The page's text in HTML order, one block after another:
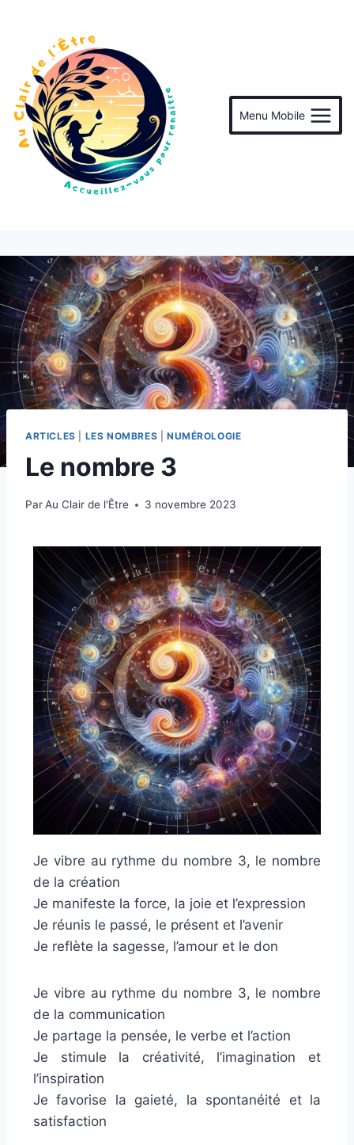
Menu Mobile
ARTICLES LES NOMBRES NUMÉROLOGIE
Le nombre 3
ParAu Clair de l'Être 3 novembre 2023
Je vibre au rythme du nombre 3, le nombre
de la création
Je manifeste la force, la joie et l’expression
Je réunis le passé, le présent et l’avenir
Je reflète la sagesse, l’amour et le don
Je vibre au rythme du nombre 3, le nombre
de la communication
Je partage la pensée, le verbe et l’action
Je stimule la créativité, l’imagination et
l’inspiration
Je favorise la gaieté, la spontanéité et la
satisfaction